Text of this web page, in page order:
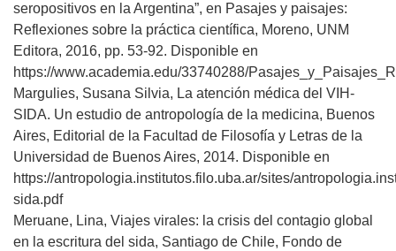
seropositivos en la Argentina”, en Pasajes y paisajes:
Reflexiones sobre la práctica científica, Moreno, UNM
Editora, 2016, pp. 53-92. Disponible en
https://www.academia.edu/33740288/
Margulies, Susana Silvia, La atención médica del VIH-
SIDA. Un estudio de antropología de la medicina, Buenos
Aires, Editorial de la Facultad de Filosofía y Letras de la
Universidad de Buenos Aires, 2014. Disponible en
https://antropologia.institutos.filo.uba.ar/sites/
sida.pdf
Meruane, Lina, Viajes virales: la crisis del contagio global
en la escritura del sida, Santiago de Chile, Fondo de